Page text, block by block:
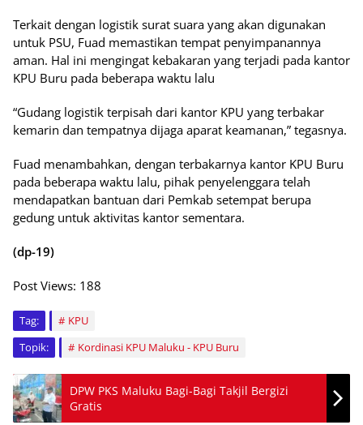
Terkait dengan logistik surat suara yang akan digunakan
untuk PSU, Fuad memastikan tempat penyimpanannya
aman. Hal ini mengingat kebakaran yang terjadi pada kantor
KPU Buru pada beberapa waktu lalu
“Gudang logistik terpisah dari kantor KPU yang terbakar
kemarin dan tempatnya dijaga aparat keamanan,” tegasnya.
Fuad menambahkan, dengan terbakarnya kantor KPU Buru
pada beberapa waktu lalu, pihak penyelenggara telah
mendapatkan bantuan dari Pemkab setempat berupa
gedung untuk aktivitas kantor sementara.
(dp-19)
Post Views: 188
Tag:
KPU
Topik:
Kordinasi KPU Maluku - KPU Buru
DPW PKS Maluku Bagi-Bagi Takjil Bergizi
Gratis